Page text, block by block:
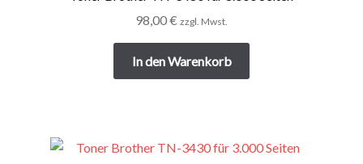
98,00€ zzgl. Mwst.
In den Warenkorb